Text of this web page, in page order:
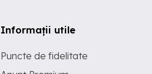
Informații utile
Puncte de fidelitate